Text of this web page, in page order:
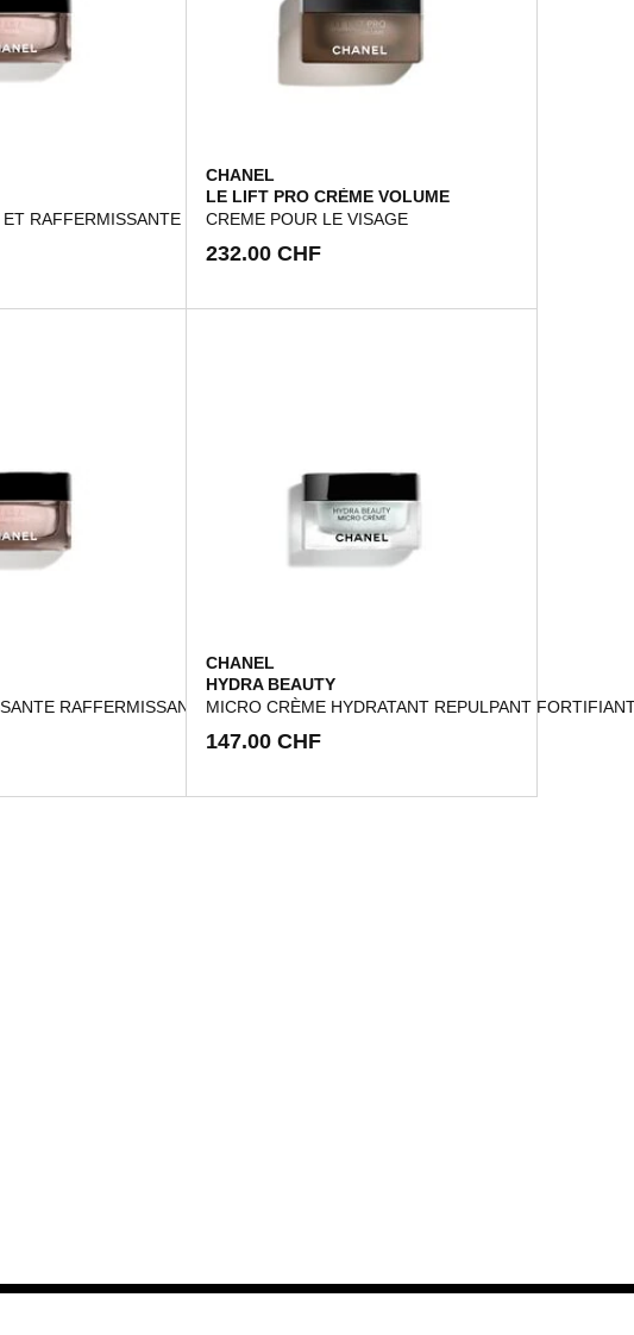
RAFFERMISSANTE
CHANEL
LE LIFT PRO CRÈME VOLUME
CREME POUR LE VISAGE
232.00 CHF
RAFFERMISSANTE
CHANEL
HYDRA BEAUTY
MICRO CRÈME HYDRATANT REPULPANT
147.00 CHF